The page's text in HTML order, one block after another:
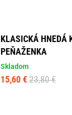
KLASICKÁ HNEDÁ
PEŇAŽENKA
Skladom
15,60 € 23,80 €